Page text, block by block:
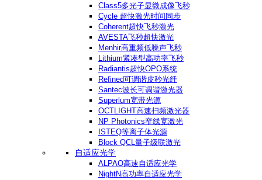
Class5多光子显微成像飞秒
Cycle 超快激光时间同步
Coherent超快飞秒激光
AVESTA飞秒超快激光
Menhir高重频低噪声飞秒
Lithium紧凑型高功率飞秒
Radiantis超快OPO系统
Refined可调谐皮秒光纤
Santec波长可调谐激光器
Superlum宽带光源
OCTLIGHT高速扫频激光器
NP Photonics窄线宽激光
ISTEQ等离子体光源
Block QCL量子级联激光
自适应光学
ALPAO高速自适应光学
NightN高功率自适应光学